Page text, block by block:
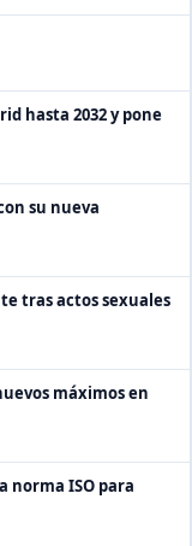
hasta 2032 y pone
su nueva
tras actos sexuales
máximos en
norma ISO para